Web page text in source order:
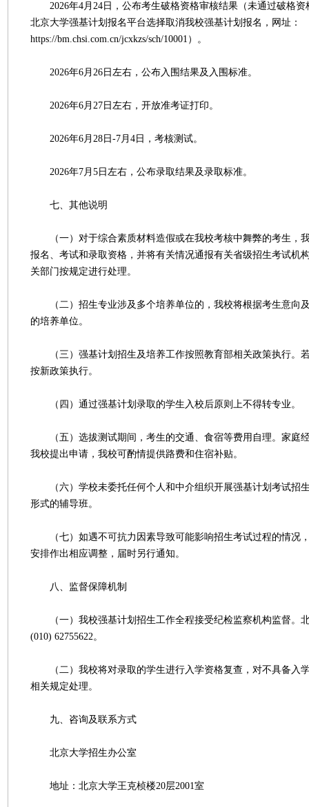
2026年4月24日，公布考生破格资格审核结果（未通过破格资
北京大学强基计划报名平台选择取消我校强基计划报名，网址：
https://bm.chsi.com.cn/jcxkzs/sch/10001）。
2026年6月26日左右，公布入围结果及入围标准。
2026年6月27日左右，开放准考证打印。
2026年6月28日-7月4日，考核测试。
2026年7月5日左右，公布录取结果及录取标准。
七、其他说明
（一）对于综合素质材料造假或在我校考核中舞弊的考生，
报名、考试和录取资格，并将有关情况通报有关省级招生考试机
关部门按规定进行处理。
（二）招生专业涉及多个培养单位的，我校将根据考生意向
的培养单位。
（三）强基计划招生及培养工作按照教育部相关政策执行。
按新政策执行。
（四）通过强基计划录取的学生入校后原则上不得转专业。
（五）选拔测试期间，考生的交通、食宿等费用自理。家庭
我校提出申请，我校可酌情提供路费和住宿补贴。
（六）学校未委托任何个人和中介组织开展强基计划考试招
形式的辅导班。
（七）如遇不可抗力因素导致可能影响招生考试过程的情况
安排作出相应调整，届时另行通知。
八、监督保障机制
（一）我校强基计划招生工作全程接受纪检监察机构监督。
(010) 62755622。
（二）我校将对录取的学生进行入学资格复查，对不具备入
相关规定处理。
九、咨询及联系方式
北京大学招生办公室
地址：北京大学王克桢楼20层2001室